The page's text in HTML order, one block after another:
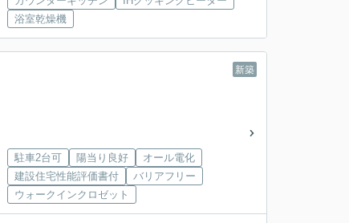
浴室乾燥機
新築
駐車2台可 陽当り良好
オール電化
建設住宅性能評価書付
バリアフリー
ウォークインクロゼット